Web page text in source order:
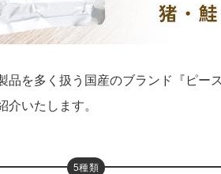
を多く扱う国産のブランド『ピー
いたします。
5種類